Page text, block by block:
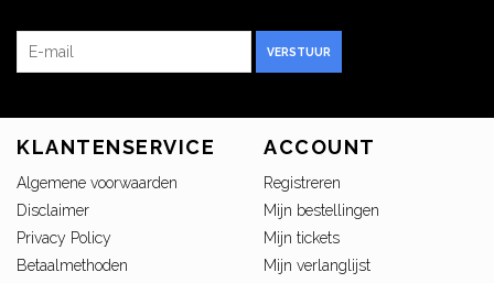
VERSTUUR
KLANTENSERVICE
Algemene voorwaarden
Disclaimer
Privacy Policy
Betaalmethoden
ACCOUNT
Registreren
Mijn bestellingen
Mijn tickets
Mijn verlanglijst